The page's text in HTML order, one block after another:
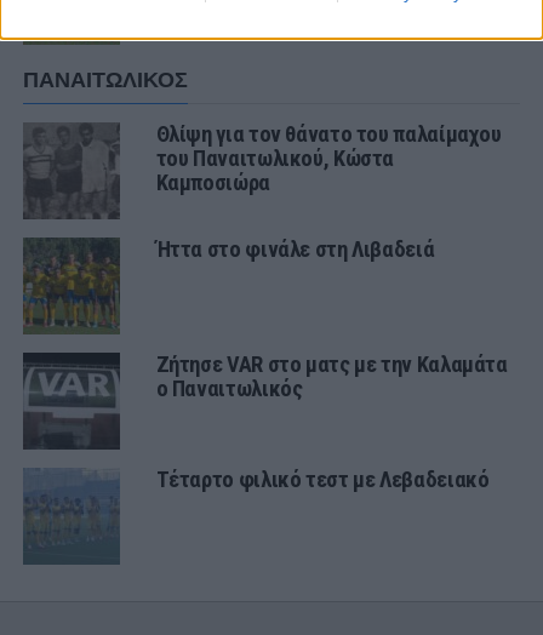
ΠΑΝΑΙΤΩΛΙΚΟΣ
Θλίψη για τον θάνατο του παλαίμαχου
του Παναιτωλικού, Κώστα
Καμποσιώρα
Ήττα στο φινάλε στη Λιβαδειά
Ζήτησε VAR στο ματς με την Καλαμάτα
ο Παναιτωλικός
Τέταρτο φιλικό τεστ με Λεβαδειακό